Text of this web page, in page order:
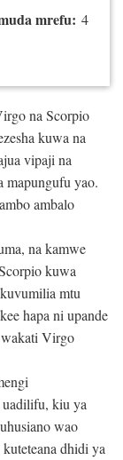
mrefu: 4
na Scorpio
kuwa na
vipaji na
mapungufu yao.
ambalo
na kamwe
kuwa
mtu
hapa ni upande
Virgo
kiu ya
wao
dhidi ya